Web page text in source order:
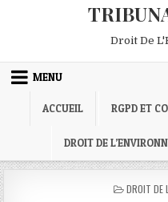
Droit De
MENU
ACCUEIL RGPD ET
DROIT DE
POSTED
DROIT DE